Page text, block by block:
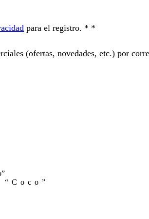
para el registro. * *
(ofertas, novedades, etc.) por